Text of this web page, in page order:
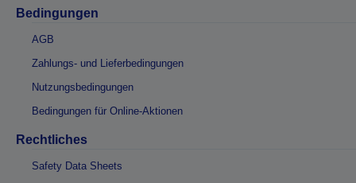
Bedingungen
AGB
Zahlungs- und Lieferbedingungen
Nutzungsbedingungen
Bedingungen für Online-Aktionen
Rechtliches
Safety Data Sheets